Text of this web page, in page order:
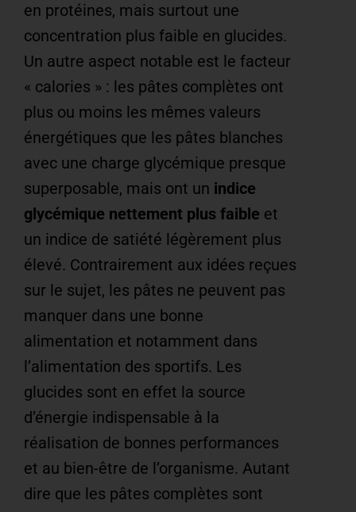
en protéines, mais surtout une
concentration plus faible en glucides.
Un autre aspect notable est le facteur
« calories » : les pâtes complètes ont
plus ou moins les mêmes valeurs
énergétiques que les pâtes blanches
avec une charge glycémique presque
superposable, mais ont un indice
glycémique nettement plus faible et
un indice de satiété légèrement plus
élevé. Contrairement aux idées reçues
sur le sujet, les pâtes ne peuvent pas
manquer dans une bonne
alimentation et notamment dans
l’alimentation des sportifs. Les
glucides sont en effet la source
d’énergie indispensable à la
réalisation de bonnes performances
et au bien-être de l’organisme. Autant
dire que les pâtes complètes sont